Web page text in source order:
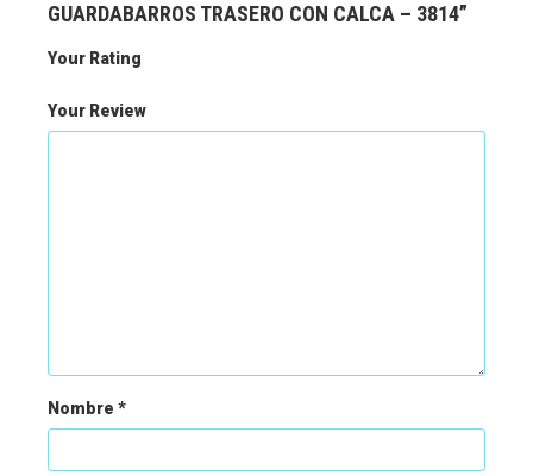
GUARDABARROS TRASERO CON CALCA – 3814”
Your Rating
Your Review
Nombre *